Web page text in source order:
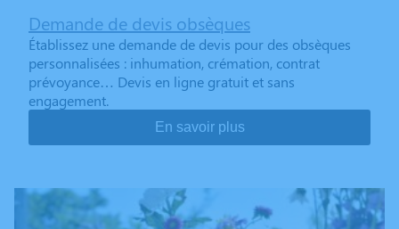
Demande de devis obsèques
Établissez une demande de devis pour des obsèques
personnalisées : inhumation, crémation, contrat
prévoyance… Devis en ligne gratuit et sans
engagement.
En savoir plus